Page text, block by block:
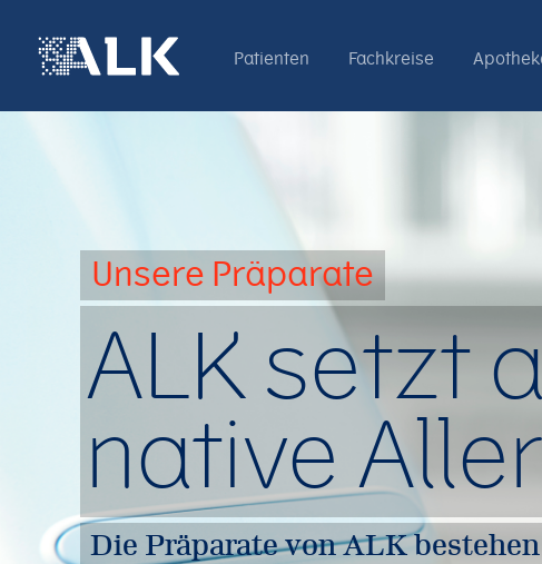
Patienten Fachkreise
Unsere Präparate
ALK setzt
native
Die Präparate von ALK